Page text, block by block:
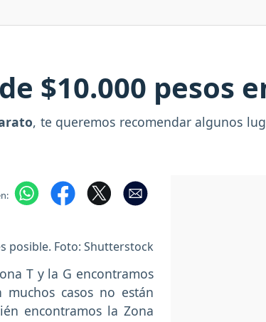
$10.000 pesos
, te queremos recomendar algunos
posible. Foto: Shutterstock
T y la G encontramos
casos no están
encontramos la Zona